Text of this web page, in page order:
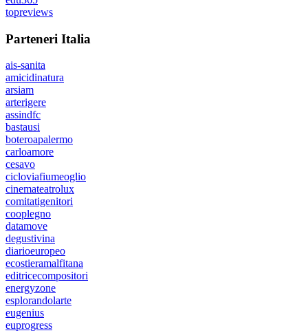
topreviews
Parteneri Italia
ais-sanita
amicidinatura
arsiam
arterigere
assindfc
bastausi
boteroapalermo
carloamore
cesavo
cicloviafiumeoglio
cinemateatrolux
comitatigenitori
cooplegno
datamove
degustivina
diarioeuropeo
ecostieramalfitana
editricecompositori
energyzone
esplorandolarte
eugenius
euprogress